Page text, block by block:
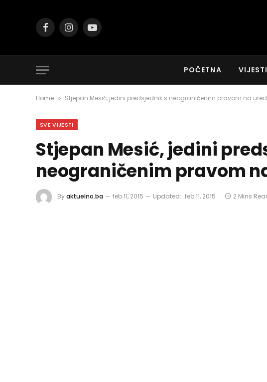
FacebookInstagramYouTube
POČETNA VIJESTI
Home » Stjepan Mesić, jedini predsjednik s neograničenim pravom na ured
SVE VIJESTI
Stjepan Mesić, jedini
neograničenim pravom
Byaktuelno.ba feb 11, 2015 Updated: feb 11, 2015 2 Mins